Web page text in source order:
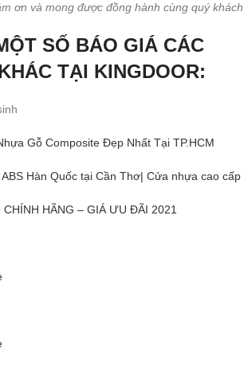
ơn và mong được đồng hành cùng quý khách
SỐ BÁO GIÁ CÁC
TẠI KINGDOOR:
Gỗ Composite Đẹp Nhất Tại TP.HCM
Hàn Quốc tại Cần Thơ| Cửa nhựa cao cấp
HÃNG – GIÁ ƯU ĐÃI 2021